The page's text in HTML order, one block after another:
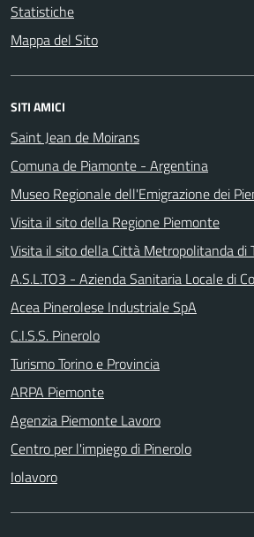
Statistiche
Mappa del Sito
SITI AMICI
Saint Jean de Moirans
Comuna de Piamonte - Argentina
Museo Regionale dell'Emigrazione dei
Visita il sito della Regione Piemonte
Visita il sito della Città Metropolitanda di
A.S.L.TO3 - Azienda Sanitaria Locale di
Acea Pinerolese Industriale SpA
C.I.S.S. Pinerolo
Turismo Torino e Provincia
ARPA Piemonte
Agenzia Piemonte Lavoro
Centro per l'impiego di Pinerolo
Iolavoro